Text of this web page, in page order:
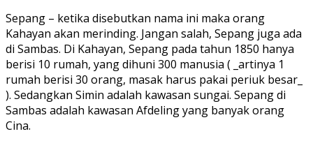
Sepang – ketika disebutkan nama ini maka orang
Kahayan akan merinding. Jangan salah, Sepang juga ada
di Sambas. Di Kahayan, Sepang pada tahun 1850 hanya
berisi 10 rumah, yang dihuni 300 manusia ( _artinya 1
rumah berisi 30 orang, masak harus pakai periuk besar_
). Sedangkan Simin adalah kawasan sungai. Sepang di
Sambas adalah kawasan Afdeling yang banyak orang
Cina.